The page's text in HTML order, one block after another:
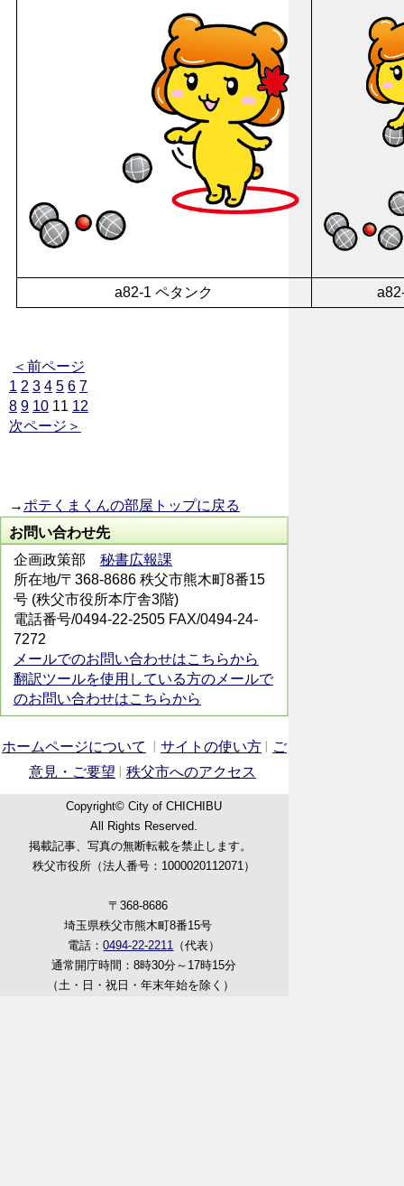
a82-1 ペタンク
＜前ページ
1 2 3 4 5 6 7
8 9 10 11 12
次ページ＞
→ ポテくまくんの部屋トップに戻る
お問い合わせ先
企画政策部 秘書広報課
所在地/〒368-8686 秩父市熊木町8番15
号 (秩父市役所本庁舎3階)
電話番号/0494-22-2505 FAX/0494-24-
7272
メールでのお問い合わせはこちらから
翻訳ツールを使用している方のメールで
のお問い合わせはこちらから
ホームページについて サイトの使い方
ご
意見・ご要望
秩父市へのアクセス
Copyright© City of CHICHIBU
All Rights Reserved.
掲載記事、写真の無断転載を禁止します。
秩父市役所（法人番号：1000020112071）
〒368-8686
埼玉県秩父市熊木町8番15号
電話：0494-22-2211 （代表）
通常開庁時間：8時30分～17時15分
（土・日・祝日・年末年始を除く）